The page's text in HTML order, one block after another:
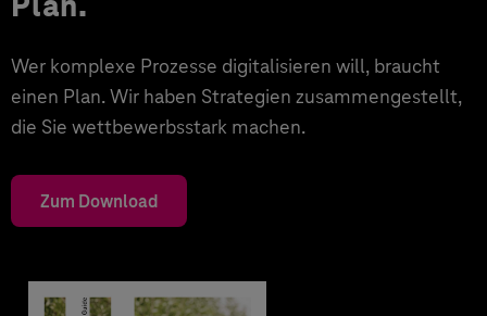
Wer komplexe Prozesse digitalisieren will, braucht
einen Plan. Wir haben Strategien zusammengestellt,
die Sie wettbewerbsstark machen.
Zum Download